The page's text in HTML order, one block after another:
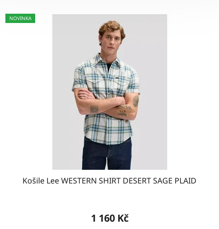
NOVINKA
Košile Lee WESTERN SHIRT DESERT SAGE PLAID
1 160 Kč